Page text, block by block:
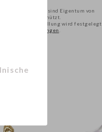
und ihre Projekte sind Eigentum von
geschützt.
Zurverfügungstellung wird festgelegt